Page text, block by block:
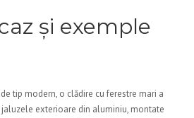
și exemple
tip modern, o clădire cu ferestre mari a
exterioare din aluminiu, montate